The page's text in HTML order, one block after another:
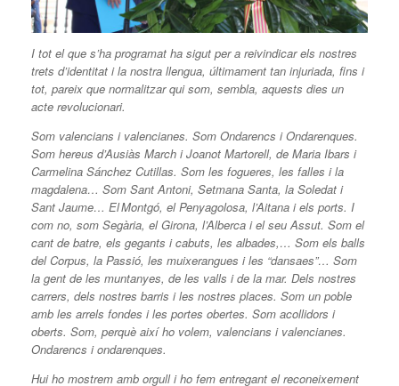
I tot el que s’ha programat ha sigut per a reivindicar els nostres
trets d’identitat i la nostra llengua, últimament tan injuriada, fins i
tot, pareix que normalitzar qui som, sembla, aquests dies un
acte revolucionari.
Som valencians i valencianes. Som Ondarencs i Ondarenques.
Som hereus d’Ausiàs March i Joanot Martorell, de Maria Ibars i
Carmelina Sánchez Cutillas. Som les fogueres, les falles i la
magdalena… Som Sant Antoni, Setmana Santa, la Soledat i
Sant Jaume… El Montgó, el Penyagolosa, l’Aitana i els ports. I
com no, som Segària, el Girona, l’Alberca i el seu Assut. Som el
cant de batre, els gegants i cabuts, les albades,… Som els balls
del Corpus, la Passió, les muixerangues i les “dansaes”… Som
la gent de les muntanyes, de les valls i de la mar. Dels nostres
carrers, dels nostres barris i les nostres places. Som un poble
amb les arrels fondes i les portes obertes. Som acollidors i
oberts. Som, perquè així ho volem, valencians i valencianes.
Ondarencs i ondarenques.
Hui ho mostrem amb orgull i ho fem entregant el reconeixement